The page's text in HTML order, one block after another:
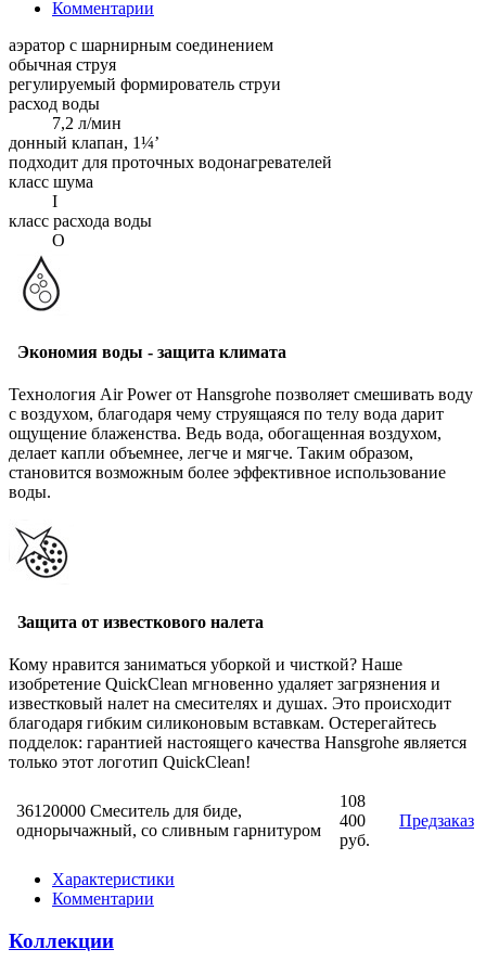
Комментарии
аэратор с шарнирным соединением
обычная струя
регулируемый формирователь струи
расход воды
7,2 л/мин
донный клапан, 1¼’
подходит для проточных водонагревателей
класс шума
I
класс расхода воды
O
Экономия воды - защита климата
Технология Air Power от Hansgrohe позволяет смешивать воду
с воздухом, благодаря чему струящаяся по телу вода дарит
ощущение блаженства. Ведь вода, обогащенная воздухом,
делает капли объемнее, легче и мягче. Таким образом,
становится возможным более эффективное использование
воды.
Защита от известкового налета
Кому нравится заниматься уборкой и чисткой? Наше
изобретение QuickClean мгновенно удаляет загрязнения и
известковый налет на смесителях и душах. Это происходит
благодаря гибким силиконовым вставкам. Остерегайтесь
подделок: гарантией настоящего качества Hansgrohe является
только этот логотип QuickClean!
36120000 Смеситель для биде,
однорычажный, со сливным гарнитуром
108
400
руб.
Предзаказ
Характеристики
Комментарии
Коллекции